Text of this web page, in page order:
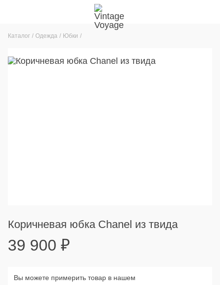
Каталог Одежда Юбки
Коричневая юбка Chanel из твида
39 900 ₽
Вы можете примерить товар в нашем